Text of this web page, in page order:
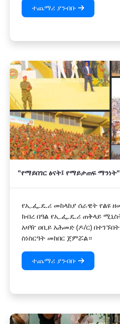
ተጨማሪ ያንብቡ
"የማይበገር ፅናት፤ የማይታጠፍ ማንነት"
የኢ.ፌ.ዴ.ሪ መከላከያ ሰራዊት የልዩ
ክብረ በዓል የኢ.ፌ.ዴ.ሪ ጠቅላይ
አዛዥ ዐቢይ አሕመድ (ዶ/ር)
ስነስርዓት መከበር ጀምሯል።
ተጨማሪ ያንብቡ